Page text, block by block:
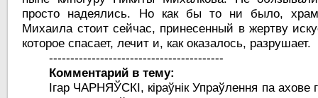
просто надеялись. Но как бы то ни было, храм
Михаила стоит сейчас, принесенный в жертву
которое спасает, лечит и, как оказалось, разрушает.
-----------------------------------------
Комментарий в тему:
Ігар ЧАРНЯЎСКІ, кіраўнік Упраўлення па ахове